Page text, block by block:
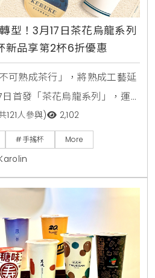
型！3月17日茶花烏龍系列
新品享第2杯6折優惠
可熟成茶行」，將熟成工藝延
首發「茶花烏龍系列」，運
次豐富的新品。限時7天提供
體驗流動的茶飲生活美學。
121人參與) 2,102
#手搖杯 More